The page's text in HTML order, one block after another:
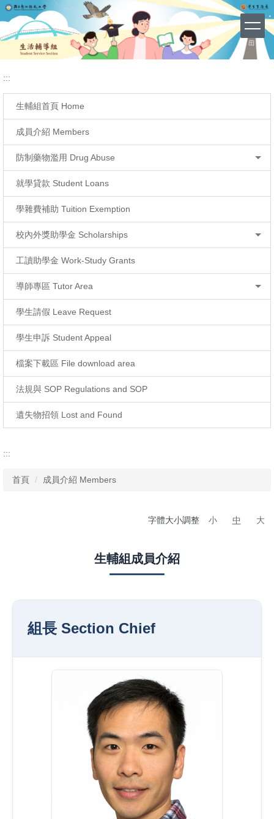
跳
到
主
內
網站導覽 (Site Map)
:::
生輔組首頁 Home
成員介紹 Members
防制藥物濫用 Drug Abuse
就學貸款 Student Loans
學雜費補助 Tuition Exemption
校內外獎助學金 Scholarships
工讀助學金 Work-Study Grants
導師專區 Tutor Area
學生請假 Leave Request
學生申訴 Student Appeal
檔案下載區 File download area
法規與 SOP Regulations and SOP
遺失物招領 Lost and Found
:::
首頁 成員介紹 Members
字體大小調整 小 中 大
生輔組成員介紹
組長 Section Chief